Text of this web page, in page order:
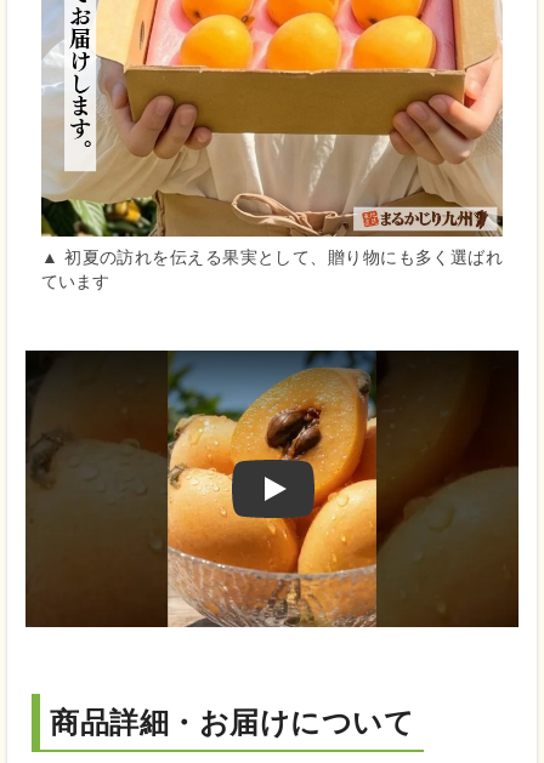
▲ 初夏の訪れを伝える果実として、贈り物にも多く選ばれ
ています
Play
商品詳細・お届けについて